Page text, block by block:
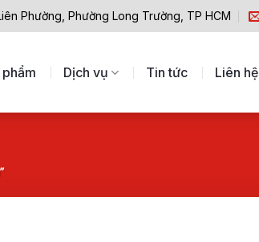
Phường, Phường Long Trường, TP HCM
phẩm Dịch vụ Tin tức Liên hệ